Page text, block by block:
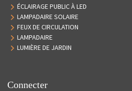
ÉCLAIRAGE PUBLIC À LED
LAMPADAIRE SOLAIRE
FEUX DE CIRCULATION
LAMPADAIRE
LUMIÈRE DE JARDIN
Connecter